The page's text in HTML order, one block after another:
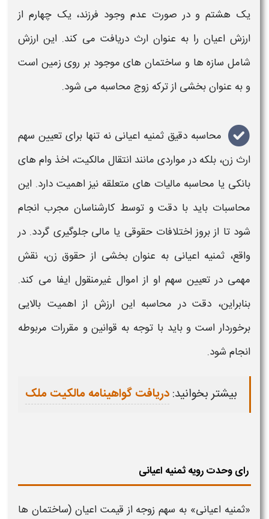
یک هشتم و در صورت عدم وجود فرزند، یک چهارم از
ارزش اعیان را به عنوان ارث دریافت می‌ کند. این ارزش
شامل سازه‌ ها و ساختمان‌ های موجود بر روی زمین است
و به عنوان بخشی از ترکه زوج محاسبه می‌ شود.
محاسبه دقیق ثمنیه اعیانی نه تنها برای تعیین سهم
ارث زن، بلکه در مواردی مانند انتقال مالکیت، اخذ وام‌ های
بانکی یا محاسبه مالیات‌ های متعلقه نیز اهمیت دارد. این
محاسبات باید با دقت و توسط کارشناسان مجرب انجام
شود تا از بروز اختلافات حقوقی یا مالی جلوگیری گردد. در
واقع، ثمنیه اعیانی به عنوان بخشی از حقوق زن، نقش
مهمی در تعیین سهم او از اموال غیرمنقول ایفا می‌ کند.
بنابراین، دقت در محاسبهاین ارزش از اهمیت بالایی
برخوردار است و باید با توجه به قوانین و مقررات مربوطه
انجام شود.
بیشتر بخوانید:دریافت گواهینامه مالکیت ملک
رای وحدت رویه ثمنیه اعیانی
«ثمنیه اعیانی» به سهم زوجه از قیمت اعیان (ساختمان‌ ها